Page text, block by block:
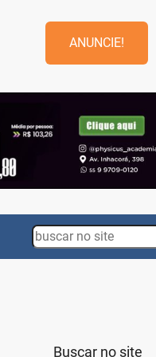
ANUNCIE!
Search
Buscar no site